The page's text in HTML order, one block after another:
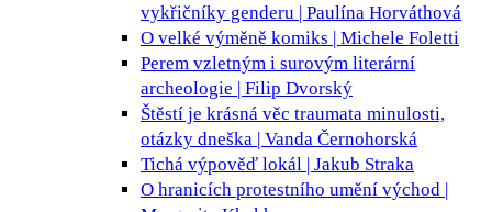
vykřičníky genderu | Paulína Horváthová
O velké výměně komiks | Michele Foletti
Perem vzletným i surovým literární
archeologie | Filip Dvorský
Štěstí je krásná věc traumata minulosti,
otázky dneška | Vanda Černohorská
Tichá výpověď lokál | Jakub Straka
O hranicích protestního umění východ |